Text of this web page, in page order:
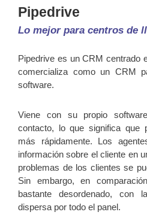
Pipedrive
Lo mejor para centros de
Pipedrive es un CRM centrado
comercializa como un CRM
software.
Viene con su propio
contacto, lo que significa que
más rápidamente. Los
información sobre el cliente en
problemas de los clientes se
Sin embargo, en
bastante desordenado, con
dispersa por todo el panel.